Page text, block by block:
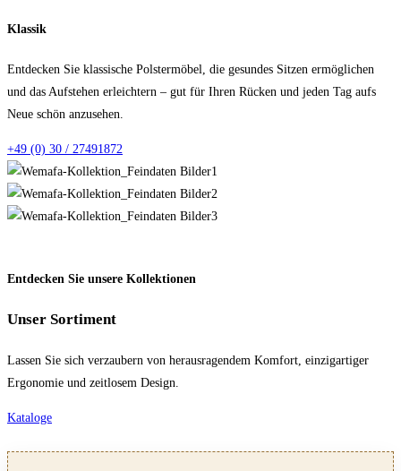
Klassik
Entdecken Sie klassische Polstermöbel, die gesundes Sitzen ermöglichen
und das Aufstehen erleichtern – gut für Ihren Rücken und jeden Tag aufs
Neue schön anzusehen.
+49 (0) 30 / 27491872
Entdecken Sie unsere Kollektionen
Unser Sortiment
Lassen Sie sich verzaubern von herausragendem Komfort, einzigartiger
Ergonomie und zeitlosem Design.
Kataloge